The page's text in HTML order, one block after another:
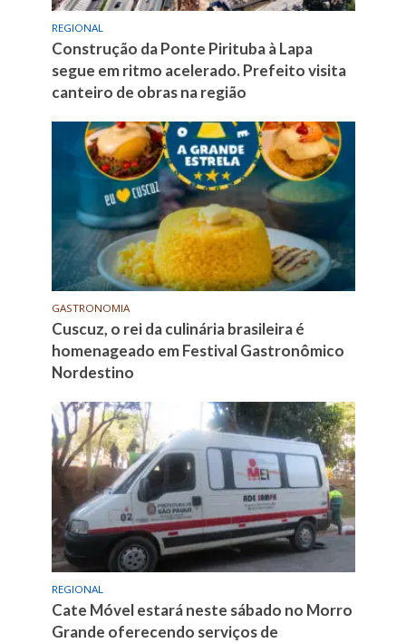
REGIONAL
Construção da Ponte Pirituba à Lapa
segue em ritmo acelerado. Prefeito visita
canteiro de obras na região
GASTRONOMIA
Cuscuz, o rei da culinária brasileira é
homenageado em Festival Gastronômico
Nordestino
REGIONAL
Cate Móvel estará neste sábado no Morro
Grande oferecendo serviços de